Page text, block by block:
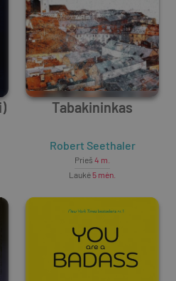
Tabakininkas
Robert Seethaler
Prieš 4 m.
Laukė5 mėn.